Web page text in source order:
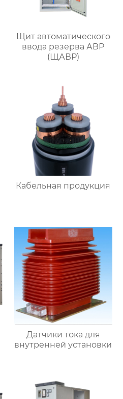
Щит автоматического
ввода резерва АВР
(ЩАВР)
Кабельная продукция
Датчики тока для
внутренней установки